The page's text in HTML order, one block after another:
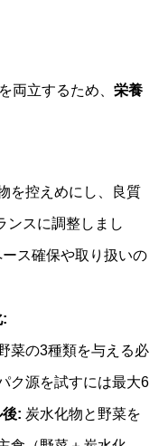
両立するため、 栄養
を控えめにし、良質
ンスに調整しまし
ス確保や取り扱いの
:
菜の3種類を与える必
ク源を試すには最大6
後: 炭水化物と野菜を